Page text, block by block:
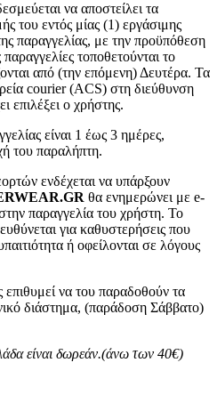
να αποστείλει τα
του εντός μίας (1) εργάσιμης
παραγγελίας, με την προϋπόθεση
τοποθετούνται το
από (την επόμενη) Δευτέρα. Τα
courier (ACS) στη διεύθυνση
επιλέξει ο χρήστης.
είναι 1 έως 3 ημέρες,
του παραλήπτη.
ενδέχεται να υπάρξουν
θα ενημερώνει με e-
παραγγελία του χρήστη. Το
για καθυστερήσεις που
ή οφείλονται σε λόγους
να του παραδοθούν τα
διάστημα, (παράδοση Σάββατο)
είναι δωρεάν.(άνω των 40€)